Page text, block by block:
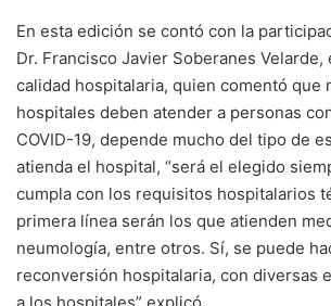
En esta edición se contó con la
Dr. Francisco Javier Soberanes Velarde,
calidad hospitalaria, quien comentó que
hospitales deben atender a personas
COVID-19, depende mucho del tipo de
atienda el hospital, “será el elegido
cumpla con los requisitos hospitalarios
primera línea serán los que atienden
neumología, entre otros. Sí, se puede
reconversión hospitalaria, con diversas